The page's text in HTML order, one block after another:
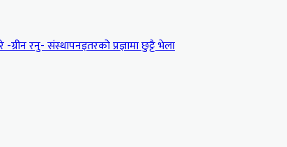
रनु- संस्थापनइतरको प्रज्ञामा छुट्टै भेला